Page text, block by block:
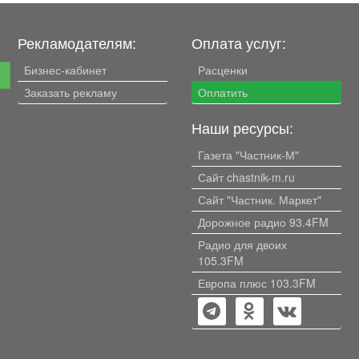
под
дизайнерские идеи.
новый унитаз,
кухню, двери на
санузел. Дом расположен в
районе с развитой
находятся
остановки
транспорта. Никто
прописан.
Рекламодателям:
Бизнес-кабинет
Заказать рекламу
Оплата услуг:
Расценки
Оплатить
Наши ресурсы:
Газета "Частник-М"
Сайт chastnik-m.ru
Сайт "Частник. Маркет"
Дорожное радио 93.4FM
Радио для двоих
105.3FM
Европа плюс 103.3FM